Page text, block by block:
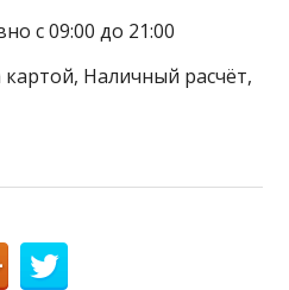
с 09:00 до 21:00
Наличный расчёт,